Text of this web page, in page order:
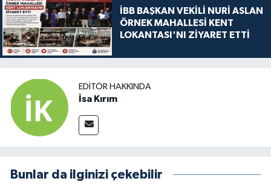
İBB BAŞKAN VEKİLİ NURİ ASLAN
ÖRNEK MAHALLESİ KENT
LOKANTASI'NI ZİYARET ETTİ
EDITÖR HAKKINDA
İsa Kırım
Bunlar da ilginizi çekebilir